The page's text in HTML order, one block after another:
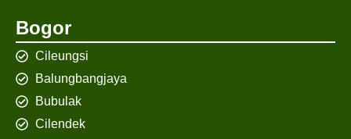
Bogor
Cileungsi
Balungbangjaya
Bubulak
Cilendek